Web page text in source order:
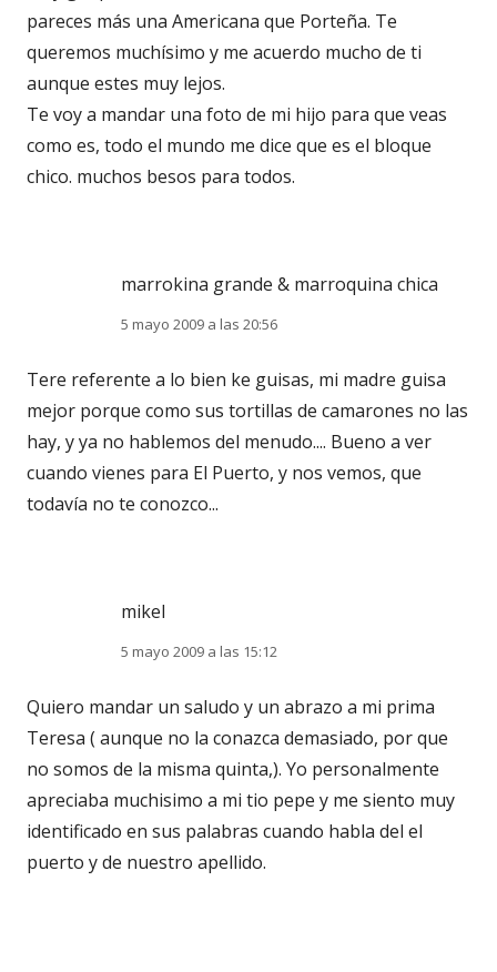
pareces más una Americana que Porteña. Te
queremos muchísimo y me acuerdo mucho de ti
aunque estes muy lejos.
Te voy a mandar una foto de mi hijo para que veas
como es, todo el mundo me dice que es el bloque
chico. muchos besos para todos.
marrokina grande & marroquina chica
5 mayo 2009 a las 20:56
Tere referente a lo bien ke guisas, mi madre guisa
mejor porque como sus tortillas de camarones no las
hay, y ya no hablemos del menudo.... Bueno a ver
cuando vienes para El Puerto, y nos vemos, que
todavía no te conozco...
mikel
5 mayo 2009 a las 15:12
Quiero mandar un saludo y un abrazo a mi prima
Teresa ( aunque no la conazca demasiado, por que
no somos de la misma quinta,). Yo personalmente
apreciaba muchisimo a mi tio pepe y me siento muy
identificado en sus palabras cuando habla del el
puerto y de nuestro apellido.